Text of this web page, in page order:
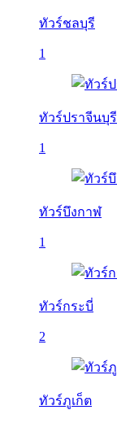
ทัวร์ชลบุรี
1
ทัวร์ปราจีนบุรี
1
ทัวร์บึงกาฬ
1
ทัวร์กระบี่
2
ทัวร์ภูเก็ต